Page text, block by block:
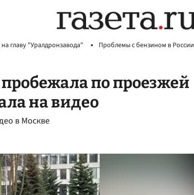
главу "Уралдронзавода" Проблемы с бензином в России
по проезжей
на видео
в Москве